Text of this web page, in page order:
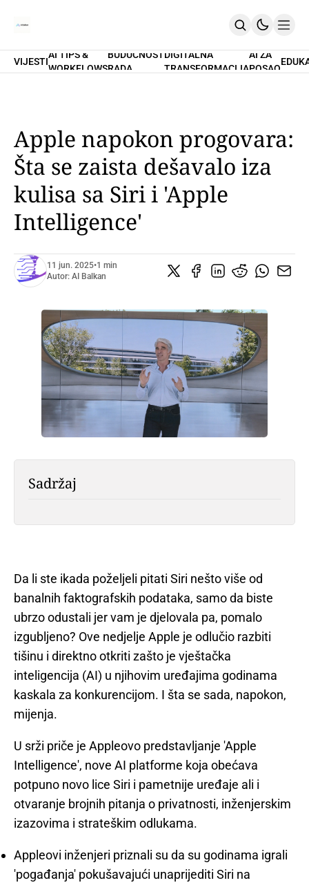
Home
PRETPLATI SE
VIJESTI
AI TIPS &
WORKFLOWS
BUDUĆNOST
RADA
DIGITALNA
TRANSFORMACIJA
AI ZA
POSAO
Apple napokon progovara:
Šta se zaista dešavalo iza
kulisa sa Siri i 'Apple
Intelligence'
11 jun. 2025•1 min
Autor: AI Balkan
Sadržaj
Da li ste ikada poželjeli pitati Siri nešto više od
banalnih faktografskih podataka, samo da biste
ubrzo odustali jer vam je djelovala pa, pomalo
izgubljeno? Ove nedjelje Apple je odlučio razbiti
tišinu i direktno otkriti zašto je vještačka
inteligencija (AI) u njihovim uređajima godinama
kaskala za konkurencijom. I šta se sada, napokon,
mijenja.
U srži priče je Appleovo predstavljanje 'Apple
Intelligence', nove AI platforme koja obećava
potpuno novo lice Siri i pametnije uređaje ali i
otvaranje brojnih pitanja o privatnosti, inženjerskim
izazovima i strateškim odlukama.
Appleovi inženjeri priznali su da su godinama igrali
'pogađanja' pokušavajući unaprijediti Siri na